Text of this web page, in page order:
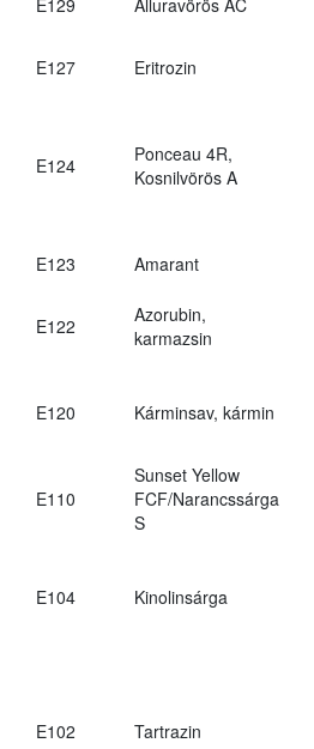
E127
Eritrozin
E124
Ponceau 4R,
Kosnilvörös A
E123
Amarant
E122
Azorubin,
karmazsin
E120 Kárminsav, kármin
E110
Sunset Yellow
FCF/Narancssárga
S
E104 Kinolinsárga
E102 Tartrazin